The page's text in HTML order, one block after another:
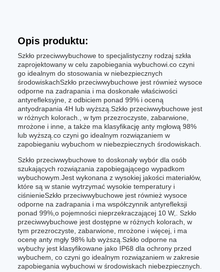
Opis produktu:
Szkło przeciwwybuchowe to specjalistyczny rodzaj szkła
zaprojektowany w celu zapobiegania wybuchowi.co czyni
go idealnym do stosowania w niebezpiecznych
środowiskachSzkło przeciwwybuchowe jest również wysoce
odporne na zadrapania i ma doskonałe właściwości
antyrefleksyjne, z odbiciem ponad 99% i oceną
antyodrapania 4H lub wyższą.Szkło przeciwwybuchowe jest
w różnych kolorach., w tym przezroczyste, zabarwione,
mrożone i inne, a także ma klasyfikację anty mgłową 98%
lub wyższą.co czyni go idealnym rozwiązaniem w
zapobieganiu wybuchom w niebezpiecznych środowiskach.
Szkło przeciwwybuchowe to doskonały wybór dla osób
szukających rozwiązania zapobiegającego wypadkom
wybuchowym.Jest wykonana z wysokiej jakości materiałów,
które są w stanie wytrzymać wysokie temperatury i
ciśnienieSzkło przeciwwybuchowe jest również wysoce
odporne na zadrapania i ma współczynnik antyrefleksji
ponad 99%,o pojemności nieprzekraczającej 10 W,. Szkło
przeciwwybuchowe jest dostępne w różnych kolorach, w
tym przezroczyste, zabarwione, mrożone i więcej, i ma
ocenę anty mgły 98% lub wyższą.Szkło odporne na
wybuchy jest klasyfikowane jako IP68 dla ochrony przed
wybuchem, co czyni go idealnym rozwiązaniem w zakresie
zapobiegania wybuchowi w środowiskach niebezpiecznych.